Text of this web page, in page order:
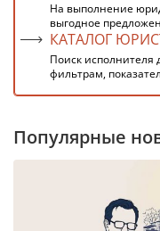
На выполнение
выгодное
КАТАЛОГ
Поиск
фильтрам,
Популярные